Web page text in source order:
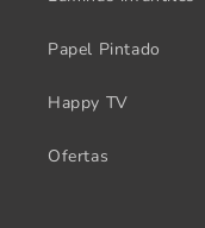
Papel Pintado
Happy TV
Ofertas